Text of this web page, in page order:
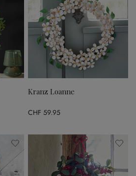
Kranz Loanne
CHF 59.95